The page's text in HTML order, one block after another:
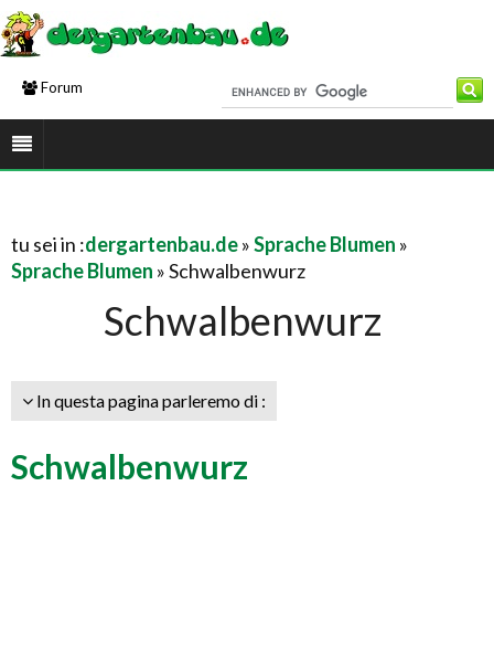
Forum
tu sei in :dergartenbau.de»Sprache Blumen »
Sprache Blumen » Schwalbenwurz
Schwalbenwurz
In questa pagina parleremo di :
Schwalbenwurz